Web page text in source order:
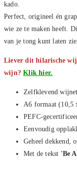
kado.
Perfect, origineel én
wie ze te maken heeft.
van je tong kunt laten
Liever dit hilarische
wijn?Klik hier.
Zelfklevend
A6 formaat (10,5
PEFC-
Eenvoudig
Geheel dekkend,
Met de tekst 'Be